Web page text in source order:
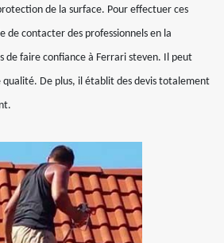
de la surface. Pour effectuer ces
de contacter des professionnels en la
de faire confiance à Ferrari steven. Il peut
qualité. De plus, il établit des devis totalement